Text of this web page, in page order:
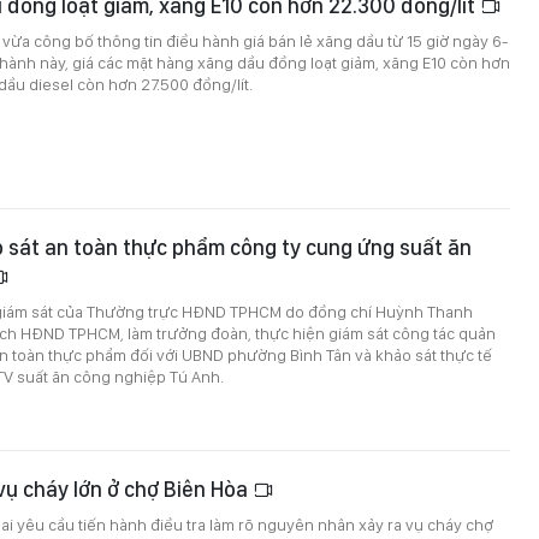
đồng loạt giảm, xăng E10 còn hơn 22.300 đồng/lít
công bố thông tin điều hành giá bán lẻ xăng dầu từ 15 giờ ngày 6-
này, giá các mặt hàng xăng dầu đồng loạt giảm, xăng E10 còn hơn
diesel còn hơn 27.500 đồng/lít.
sát an toàn thực phẩm công ty cung ứng suất ăn
sát của Thường trực HĐND TPHCM do đồng chí Huỳnh Thanh
HĐND TPHCM, làm trưởng đoàn, thực hiện giám sát công tác quản
toàn thực phẩm đối với UBND phường Bình Tân và khảo sát thực tế
suất ăn công nghiệp Tú Anh.
cháy lớn ở chợ Biên Hòa
yêu cầu tiến hành điều tra làm rõ nguyên nhân xảy ra vụ cháy chợ